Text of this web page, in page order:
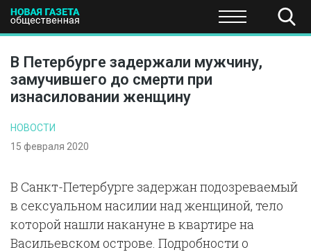
ПОЛИТИКА ЭКОНОМИКА НАУКА И
В Петербурге задержали мужчину,
замучившего до смерти при
изнасиловании женщину
НОВОСТИ
15 февраля 2020
В Санкт-Петербурге задержан подозреваемый
в сексуальном насилии над женщиной, тело
которой нашли накануне в квартире на
Васильевском острове. Подробности о